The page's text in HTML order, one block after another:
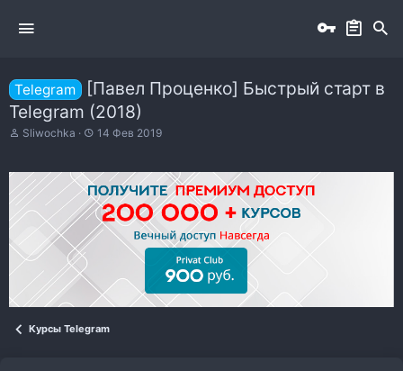
Telegram
[Павел Проценко] Быстрый старт в
Telegram (2018)
А
о
р
т
е
Sliwochka
Д
а
н
а
ч
а
14 Фев 2019
Курсы Telegram